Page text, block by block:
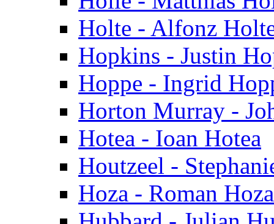
Holte - Alfonz
Hopkins - Justin
Hoppe - Ingrid
Horton Murray -
Hotea - Ioan Hotea
Houtzeel -
Hoza - Roman Hoza